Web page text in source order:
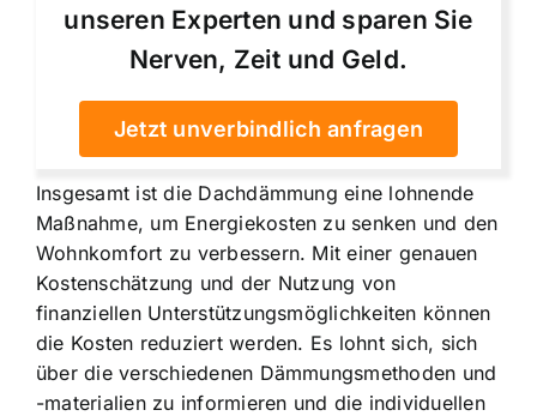
unseren Experten und sparen Sie
Nerven, Zeit und Geld.
Jetzt unverbindlich anfragen
Insgesamt ist die Dachdämmung eine lohnende
Maßnahme, um Energiekosten zu senken und den
Wohnkomfort zu verbessern. Mit einer genauen
Kostenschätzung und der Nutzung von
finanziellen Unterstützungsmöglichkeiten können
die Kosten reduziert werden. Es lohnt sich, sich
über die verschiedenen Dämmungsmethoden und
-materialien zu informieren und die individuellen